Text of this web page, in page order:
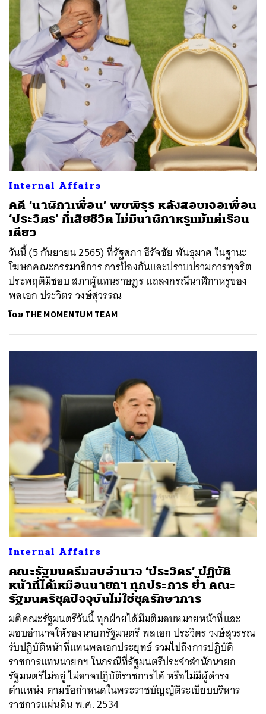
Internal Affairs
คดี ‘นาฬิกาเพื่อน’ พบพิรุธ หลังสอบเจอเพื่อน
‘ประวิตร’ ที่เสียชีวิต ไม่มีนาฬิกาหรูแม้แต่เรือน
เดียว
วันนี้ (5 กันยายน 2565) ที่รัฐสภา ธีรัจชัย พันธุมาศ ในฐานะ
โฆษกคณะกรรมาธิการ การป้องกันและปราบปรามการทุจริต
ประพฤติมิชอบ สภาผู้แทนราษฎร แถลงกรณีนาฬิกาหรูของ
พลเอก ประวิตร วงษ์สุวรรณ
โดย THE MOMENTUM TEAM
Internal Affairs
คณะรัฐมนตรีมอบอำนาจ ‘ประวิตร’ ปฏิบัติ
หน้าที่ได้เหมือนนายกฯ ทุกประการ ย้ำ คณะ
รัฐมนตรีชุดปัจจุบันไม่ใช่ชุดรักษาการ
มติคณะรัฐมนตรีวันนี้ ทุกฝ่ายได้มีมติมอบหมายหน้าที่และ
มอบอำนาจให้รองนายกรัฐมนตรี พลเอก ประวิตร วงษ์สุวรรณ
รับปฏิบัติหน้าที่แทนพลเอกประยุทธ์ รวมไปถึงการปฏิบัติ
ราชการแทนนายกฯ ในกรณีที่รัฐมนตรีประจำสำนักนายก
รัฐมนตรีไม่อยู่ ไม่อาจปฏิบัติราชการได้ หรือไม่มีผู้ดำรง
ตำแหน่ง ตามข้อกำหนดในพระราชบัญญัติระเบียบบริหาร
ราชการแผ่นดิน พ.ศ. 2534